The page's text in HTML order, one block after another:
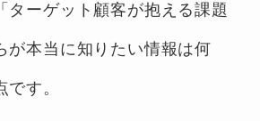
ターゲット顧客が抱える課題
が本当に知りたい情報は何
す。